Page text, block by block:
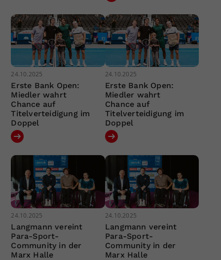
24.10.2025
Erste Bank Open:
Miedler wahrt
Chance auf
Titelverteidigung im
Doppel
24.10.2025
Erste Bank Open:
Miedler wahrt
Chance auf
Titelverteidigung im
Doppel
24.10.2025
Langmann vereint
Para-Sport-
Community in der
Marx Halle
24.10.2025
Langmann vereint
Para-Sport-
Community in der
Marx Halle